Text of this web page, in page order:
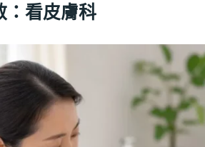
：看皮膚科